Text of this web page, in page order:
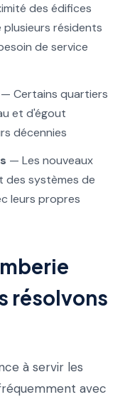
des édifices
résidents
de service
— Certains quartiers
et d'égout
décennies
— Les nouveaux
systèmes de
leurs propres
résolvons
à servir les
avec